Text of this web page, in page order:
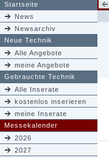
Startseite
News
Newsarchiv
Neue Technik
Alle Angebote
meine Angebote
Gebrauchte Technik
Alle Inserate
kostenlos inserieren
meine Inserate
Messekalender
2026
2027